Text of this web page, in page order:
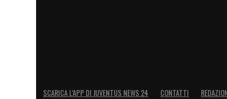
SCARICA L’APP DI JUVENTUS NEWS 24 CONTATTI